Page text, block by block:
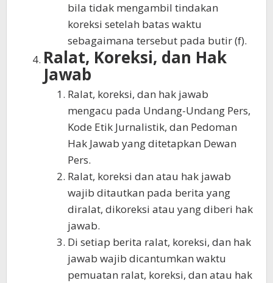
bila tidak mengambil tindakan
koreksi setelah batas waktu
sebagaimana tersebut pada butir (f).
Ralat, Koreksi, dan Hak
Jawab
Ralat, koreksi, dan hak jawab
mengacu pada Undang-Undang Pers,
Kode Etik Jurnalistik, dan Pedoman
Hak Jawab yang ditetapkan Dewan
Pers.
Ralat, koreksi dan atau hak jawab
wajib ditautkan pada berita yang
diralat, dikoreksi atau yang diberi hak
jawab.
Di setiap berita ralat, koreksi, dan hak
jawab wajib dicantumkan waktu
pemuatan ralat, koreksi, dan atau hak